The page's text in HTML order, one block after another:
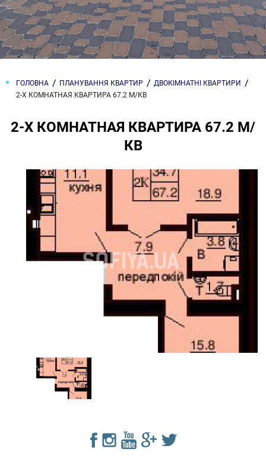
ГОЛОВНА ПЛАНУВАННЯ КВАРТИР
ДВОКІМНАТНІ КВАРТИРИ
2-Х КОМНАТНАЯ КВАРТИРА 67.2 М/КВ
2-Х КОМНАТНАЯ КВАРТИРА 67.2 М/
КВ